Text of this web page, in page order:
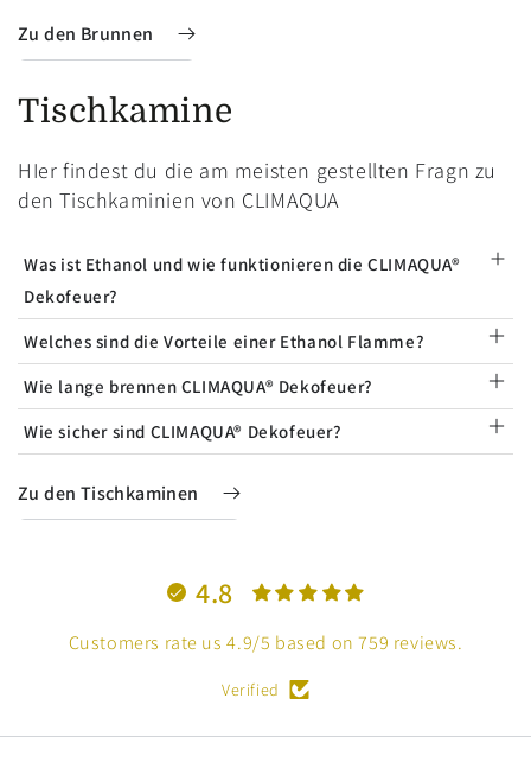
Zu den Brunnen
Tischkamine
HIer findest du die am meisten gestellten Fragn zu
den Tischkaminien von CLIMAQUA
Was ist Ethanol und wie funktionieren die CLIMAQUA®
Dekofeuer?
Welches sind die Vorteile einer Ethanol Flamme?
Wie lange brennen CLIMAQUA® Dekofeuer?
Wie sicher sind CLIMAQUA® Dekofeuer?
Zu den Tischkaminen
4.8
Customers rate us 4.9/5 based on 759 reviews.
Verified